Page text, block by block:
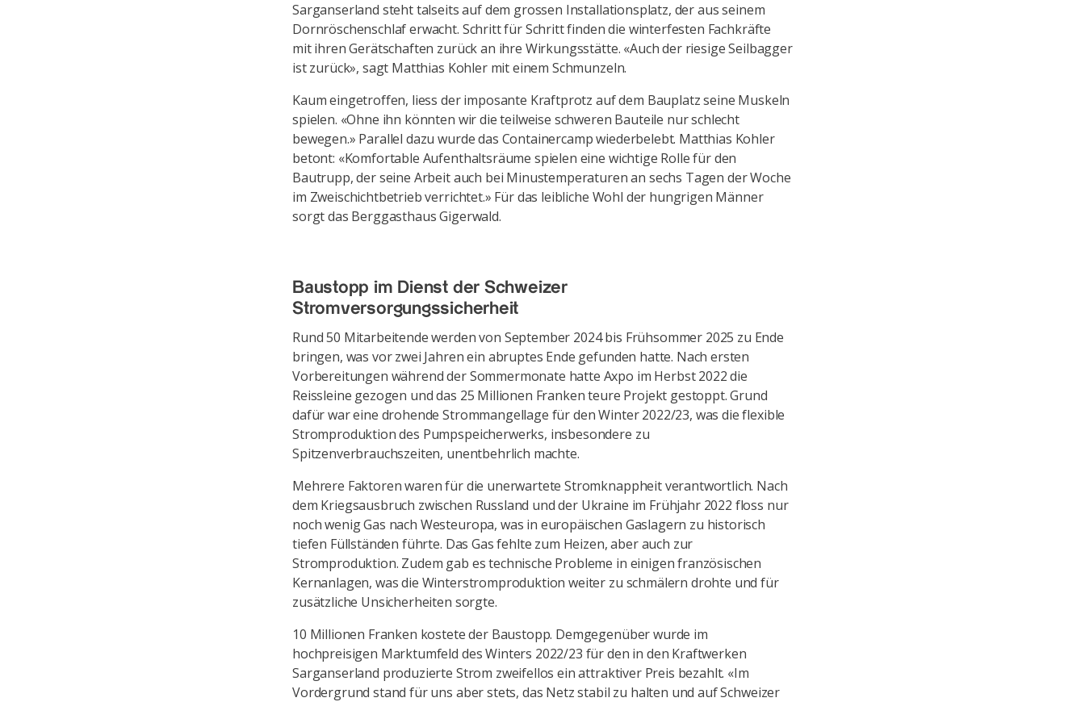
Sarganserland steht talseits auf dem grossen Installationsplatz, der aus seinem
Dornröschenschlaf erwacht. Schritt für Schritt finden die winterfesten Fachkräfte
mit ihren Gerätschaften zurück an ihre Wirkungsstätte. «Auch der riesige Seilbagger
ist zurück», sagt Matthias Kohler mit einem Schmunzeln.
Kaum eingetroffen, liess der imposante Kraftprotz auf dem Bauplatz seine Muskeln
spielen. «Ohne ihn könnten wir die teilweise schweren Bauteile nur schlecht
bewegen.» Parallel dazu wurde das Containercamp wiederbelebt. Matthias Kohler
betont: «Komfortable Aufenthaltsräume spielen eine wichtige Rolle für den
Bautrupp, der seine Arbeit auch bei Minustemperaturen an sechs Tagen der Woche
im Zweischichtbetrieb verrichtet.» Für das leibliche Wohl der hungrigen Männer
sorgt das Berggasthaus Gigerwald.
Baustopp im Dienst der Schweizer
Stromversorgungssicherheit
Rund 50 Mitarbeitende werden von September 2024 bis Frühsommer 2025 zu Ende
bringen, was vor zwei Jahren ein abruptes Ende gefunden hatte. Nach ersten
Vorbereitungen während der Sommermonate hatte Axpo im Herbst 2022 die
Reissleine gezogen und das 25 Millionen Franken teure Projekt gestoppt. Grund
dafür war eine drohende Strommangellage für den Winter 2022/23, was die flexible
Stromproduktion des Pumpspeicherwerks, insbesondere zu
Spitzenverbrauchszeiten, unentbehrlich machte.
Mehrere Faktoren waren für die unerwartete Stromknappheit verantwortlich. Nach
dem Kriegsausbruch zwischen Russland und der Ukraine im Frühjahr 2022 floss nur
noch wenig Gas nach Westeuropa, was in europäischen Gaslagern zu historisch
tiefen Füllständen führte. Das Gas fehlte zum Heizen, aber auch zur
Stromproduktion. Zudem gab es technische Probleme in einigen französischen
Kernanlagen, was die Winterstromproduktion weiter zu schmälern drohte und für
zusätzliche Unsicherheiten sorgte.
10 Millionen Franken kostete der Baustopp. Demgegenüber wurde im
hochpreisigen Marktumfeld des Winters 2022/23 für den in den Kraftwerken
Sarganserland produzierte Strom zweifellos ein attraktiver Preis bezahlt. «Im
Vordergrund stand für uns aber stets, das Netz stabil zu halten und auf Schweizer